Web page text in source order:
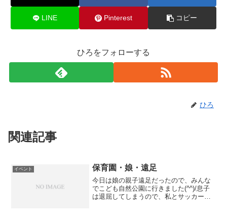
LINE Pinterest コピー
ひろをフォローする
ひろ
関連記事
イベント 保育園・娘・遠足
今日は娘の親子遠足だったので、みんな
でこども自然公園に行きました(^^)/息子
は退屈してしまうので、私とサッカーを